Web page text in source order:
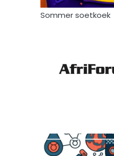
Sommer soetkoek